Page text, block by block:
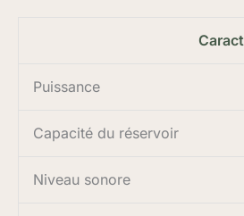
Puissance
Capacité du réservoir
Niveau sonore